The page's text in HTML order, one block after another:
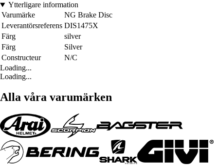
Ytterligare information
Varumärke
NG Brake Disc
Leverantörsreferens DIS1475X
Färg
silver
Färg
Silver
Constructeur
N/C
Loading...
Loading...
Alla våra varumärken